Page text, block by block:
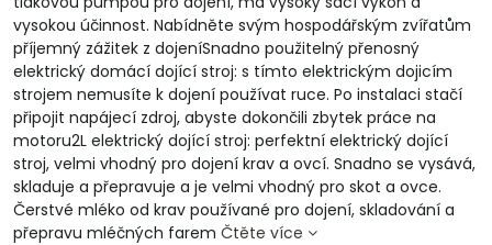
vysokou účinnost. Nabídněte svým hospodářským zvířatům
příjemný zážitek z dojeníSnadno použitelný přenosný
elektrický domácí dojící stroj: s tímto elektrickým dojicím
strojem nemusíte k dojení používat ruce. Po instalaci stačí
připojit napájecí zdroj, abyste dokončili zbytek práce na
motoru2L elektrický dojící stroj: perfektní elektrický dojící
stroj, velmi vhodný pro dojení krav a ovcí. Snadno se vysává,
skladuje a přepravuje a je velmi vhodný pro skot a ovce.
Čerstvé mléko od krav používané pro dojení, skladování a
přepravu mléčných farem Čtěte více